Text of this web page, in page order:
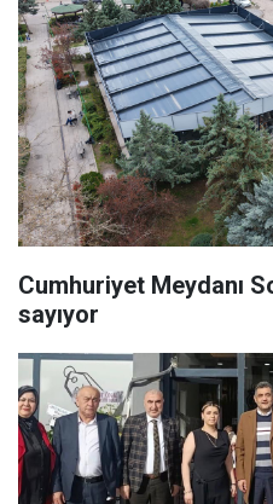
Cumhuriyet Meydanı
sayıyor